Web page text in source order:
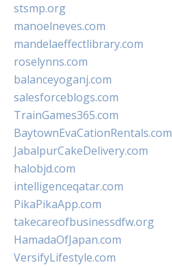
stsmp.org
manoelneves.com
mandelaeffectlibrary.com
roselynns.com
balanceyoganj.com
salesforceblogs.com
TrainGames365.com
BaytownEvaCationRentals.com
JabalpurCakeDelivery.com
halobjd.com
intelligenceqatar.com
PikaPikaApp.com
takecareofbusinessdfw.org
HamadaOfJapan.com
VersifyLifestyle.com